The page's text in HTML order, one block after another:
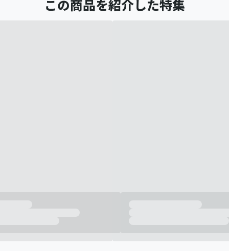
この商品を紹介した特集